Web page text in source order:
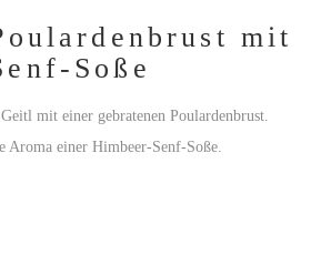
mit
Soße
mit einer gebratenen Poulardenbrust.
einer Himbeer-Senf-Soße.